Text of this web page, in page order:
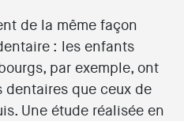
de la même façon
: les enfants
par exemple, ont
dentaires que ceux de
Une étude réalisée en